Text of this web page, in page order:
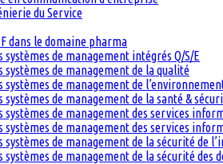
du Service
dans le domaine pharma
systèmes de management intégrés Q/S/E
systèmes de management de la qualité
systèmes de management de
systèmes de management de la santé &
systèmes de management des services
systèmes de management des services
systèmes de management de la sécurité de
systèmes de management de la sécurité des